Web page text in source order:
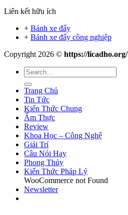
Liên kết hữu ích
+ Bánh xe đẩy
+ Bánh xe đẩy công nghiệp
Copyright 2026 © https://licadho.org/
Trang Chủ
Tin Tức
Kiến Thức Chung
Ẩm Thực
Review
Khoa Học – Công Nghệ
Giải Trí
Câu Nói Hay
Phong Thủy
Kiến Thức Pháp Lý
WooCommerce not Found
Newsletter